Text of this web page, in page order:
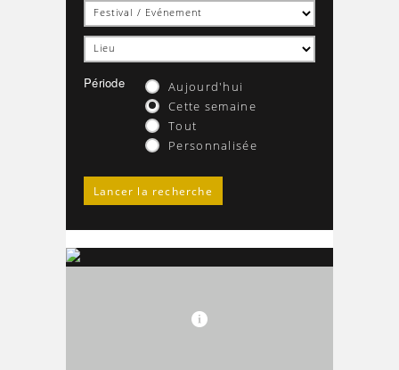
Période
Aujourd'hui
Cette semaine
Tout
Personnalisée